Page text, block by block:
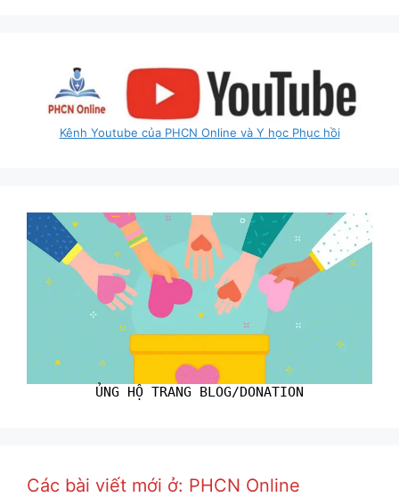
Kênh Youtube của PHCN Online và Y học Phục hồi
ỦNG HỘ TRANG BLOG/DONATION
Các bài viết mới ở: PHCN Online